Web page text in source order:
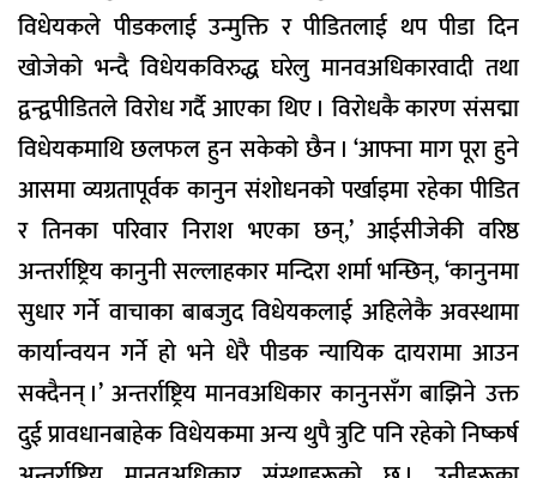
विधेयकले पीडकलाई उन्मुक्ति र पीडितलाई थप पीडा दिन
खोजेको भन्दै विधेयकविरुद्ध घरेलु मानवअधिकारवादी तथा
द्वन्द्वपीडितले विरोध गर्दै आएका थिए । विरोधकै कारण संसद्मा
विधेयकमाथि छलफल हुन सकेको छैन । ‘आफ्ना माग पूरा हुने
आसमा व्यग्रतापूर्वक कानुन संशोधनको पर्खाइमा रहेका पीडित
र तिनका परिवार निराश भएका छन्,’ आईसीजेकी वरिष्ठ
अन्तर्राष्ट्रिय कानुनी सल्लाहकार मन्दिरा शर्मा भन्छिन्, ‘कानुनमा
सुधार गर्ने वाचाका बाबजुद विधेयकलाई अहिलेकै अवस्थामा
कार्यान्वयन गर्ने हो भने धेरै पीडक न्यायिक दायरामा आउन
सक्दैनन् ।’ अन्तर्राष्ट्रिय मानवअधिकार कानुनसँग बाझिने उक्त
दुई प्रावधानबाहेक विधेयकमा अन्य थुपै त्रुटि पनि रहेको निष्कर्ष